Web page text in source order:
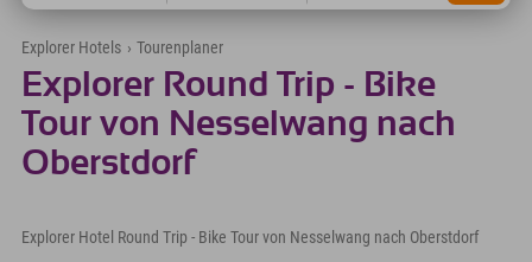
Explorer Hotels › Tourenplaner
Explorer Round Trip - Bike
Tour von Nesselwang nach
Oberstdorf
Explorer Hotel Round Trip - Bike Tour von Nesselwang nach Oberstdorf